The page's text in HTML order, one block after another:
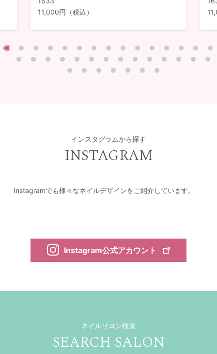
11,000円（税込）
インスタグラムから探す
INSTAGRAM
Instagramでも様々なネイルデザインをご紹介しています。
Instagram公式アカウント
ネイルサロン検索
SEARCH SALON